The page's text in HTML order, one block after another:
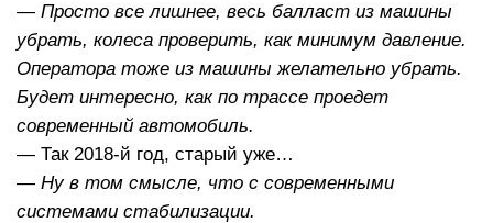
— Просто все лишнее, весь балласт из машины
убрать, колеса проверить, как минимум давление.
Оператора тоже из машины желательно убрать.
Будет интересно, как по трассе проедет
современный автомобиль.
— Так 2018-й год, старый уже…
— Ну в том смысле, что с современными
системами стабилизации.